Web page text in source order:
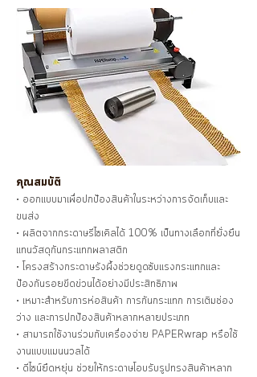
คุณสมบัติ
• ออกแบบมาเพื่อปกป้องสินค้าในระหว่างการจัดเก็บและ
ขนส่ง
• ผลิตจากกระดาษรีไซเคิลได้ 100% เป็นทางเลือกที่ยั่งยืน
แทนวัสดุกันกระแทกพลาสติก
• โครงสร้างกระดาษรังผึ้งช่วยดูดซับแรงกระแทกและ
ป้องกันรอยขีดข่วนได้อย่างมีประสิทธิภาพ
• เหมาะสำหรับการห่อสินค้า การกันกระแทก การเติมช่อง
ว่าง และการปกป้องสินค้าหลากหลายประเภท
• สามารถใช้งานร่วมกับเครื่องจ่าย PAPERwrap หรือใช้
งานแบบแมนนวลได้
• ดีไซน์ยืดหยุ่น ช่วยให้กระดาษโอบรับรูปทรงสินค้าหลาก